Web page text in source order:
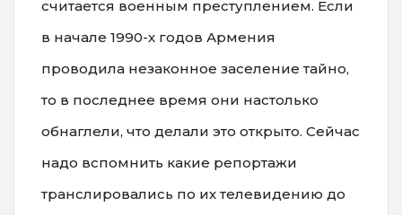
считается военным преступлением. Если
в начале 1990-х годов Армения
проводила незаконное заселение тайно,
то в последнее время они настолько
обнаглели, что делали это открыто. Сейчас
надо вспомнить какие репортажи
транслировались по их телевидению до